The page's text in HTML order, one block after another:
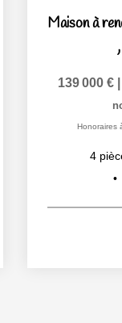
139 000 €
Honoraires
4